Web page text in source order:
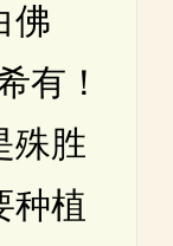
佛
有！
殊胜
种植